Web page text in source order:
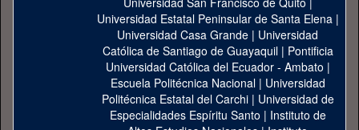
Universidad Estatal Peninsular de Santa Elena|
Universidad Casa Grande | Universidad
Católica de Santiago de Guayaquil| Pontificia
Universidad Católica del Ecuador - Ambato |
Escuela Politécnica Nacional| Universidad
Politécnica Estatal del Carchi| Universidad de
Especialidades Espíritu Santo | Instituto de